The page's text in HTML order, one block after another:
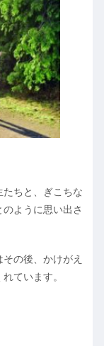
ちと、ぎこちな
ように思い出さ
の後、かけがえ
ています。